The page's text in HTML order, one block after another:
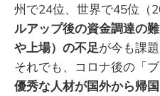
州で24位、世界で45位（
ルアップ後の資金調達の
や上場）の不足が今も課
それでも、コロナ後の「ブ
優秀な人材が国外から帰